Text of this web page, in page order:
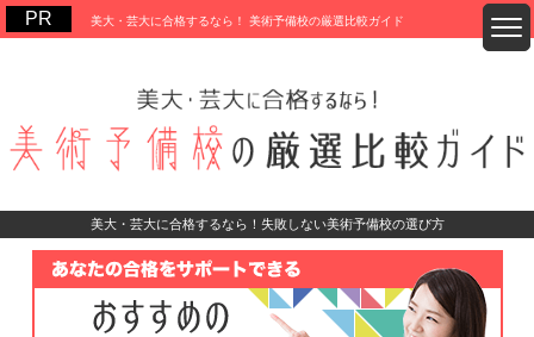
美大・芸大に合格するなら！ 美術予備校の厳選比較ガイド
美大・芸大に合格するなら！失敗しない美術予備校の選び方